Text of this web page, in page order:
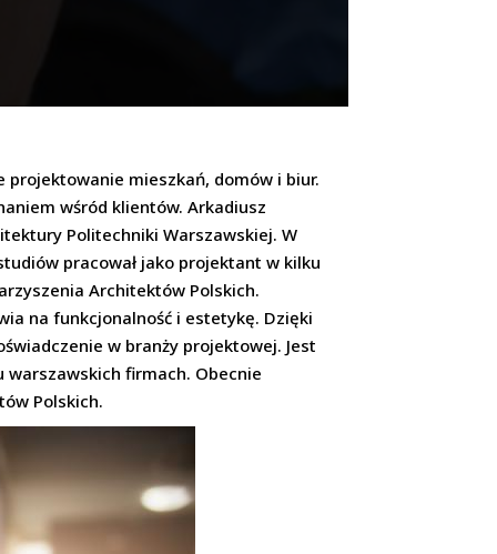
mieszkań, domów i biur.
wśród klientów. Arkadiusz
Politechniki Warszawskiej. W
pracował jako projektant w kilku
Architektów Polskich.
na funkcjonalność i estetykę. Dzięki
w branży projektowej. Jest
warszawskich firmach. Obecnie
Polskich.